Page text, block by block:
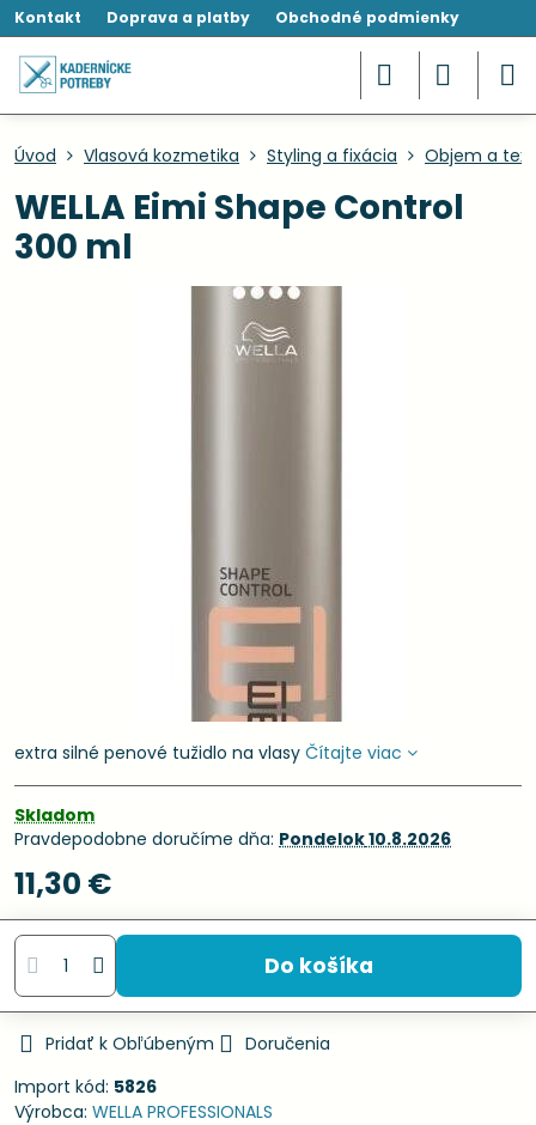
Kontakt Doprava a platby Obchodné podmienky
Úvod Vlasová kozmetika Styling a fixácia Objem a
WELLA Eimi Shape Control
300 ml
extra silné penové tužidlo na vlasy Čítajte viac
Skladom
Pravdepodobne doručíme dňa: Pondelok10.8.2026
11,30 €
Do košíka
Pridať k Obľúbeným
Doručenia
Import kód: 5826
Výrobca: WELLA PROFESSIONALS